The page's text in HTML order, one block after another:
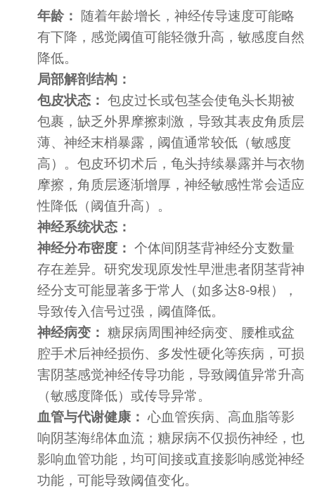
年龄：
随着年龄增长，神经传导速度可能略
有下降，感觉阈值可能轻微升高，敏感度自然
降低。
局部解剖结构：
包皮状态： 包皮过长或包茎会使龟头长期被
包裹，缺乏外界摩擦刺激，导致其表皮角质层
薄、神经末梢暴露，阈值通常较低（敏感度
高）。包皮环切术后，龟头持续暴露并与衣物
摩擦，角质层逐渐增厚，神经敏感性常会适应
性降低（阈值升高）。
神经系统状态：
神经分布密度： 个体间阴茎背神经分支数量
存在差异。研究发现原发性早泄患者阴茎背神
经分支可能显著多于常人（如多达8-9根），
导致传入信号过强，阈值降低。
神经病变： 糖尿病周围神经病变、腰椎或盆
腔手术后神经损伤、多发性硬化等疾病，可损
害阴茎感觉神经传导功能，导致阈值异常升高
（敏感度降低）或传导异常。
血管与代谢健康： 心血管疾病、高血脂等影
响阴茎海绵体血流；糖尿病不仅损伤神经，也
影响血管功能，均可间接或直接影响感觉神经
功能，可能导致阈值变化。